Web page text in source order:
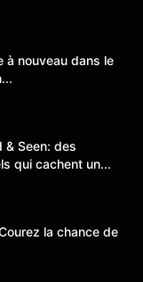
à nouveau dans le
& Seen: des
qui cachent un...
la chance de